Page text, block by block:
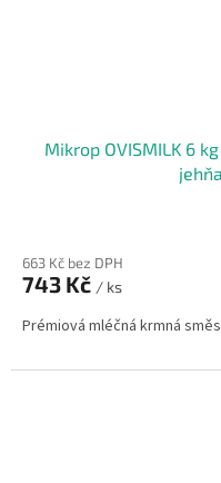
Mikrop OVISMILK 6
663 Kč bez DPH
743 Kč / ks
Prémiová mléčná krmná